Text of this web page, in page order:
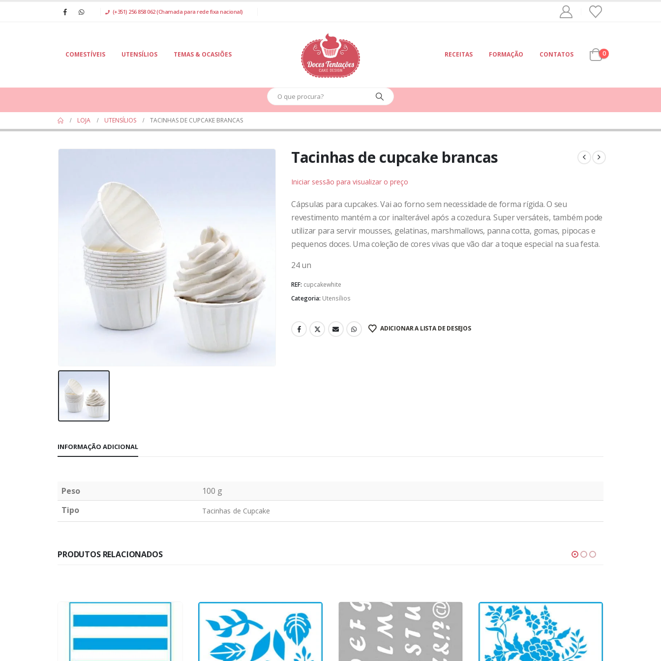
(+351) 256 858 062 (Chamada para rede fixa nacional)
COMESTÍVEIS UTENSÍLIOS TEMAS & OCASIÕES RECEITAS FORMAÇÃO CONTATOS 0
LOJA UTENSÍLIOS TACINHAS DE CUPCAKE BRANCAS
Tacinhas de cupcake brancas
Iniciar sessão para visualizar o preço
Cápsulas para cupcakes. Vai ao forno sem necessidade de forma rígida. O seu
revestimento mantém a cor inalterável após a cozedura. Super versáteis, também pode
utilizar para servir mousses, gelatinas, marshmallows, panna cotta, gomas, pipocas e
pequenos doces. Uma coleção de cores vivas que vão dar a toque especial na sua festa.
24 un
REF: cupcakewhite
Categoria: Utensílios
ADICIONAR A LISTA DE DESEJOS
INFORMAÇÃO ADICIONAL
Peso
100 g
Tipo
Tacinhas de Cupcake
PRODUTOS RELACIONADOS